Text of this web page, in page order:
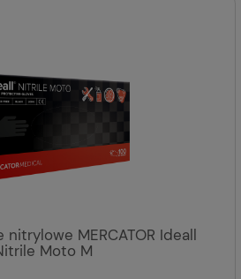
MERCATOR Ideall
Moto M